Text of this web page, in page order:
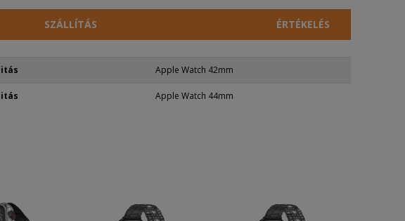
SZÁLLÍTÁS ÉRTÉKELÉS
Apple Watch 42mm
Apple Watch 44mm